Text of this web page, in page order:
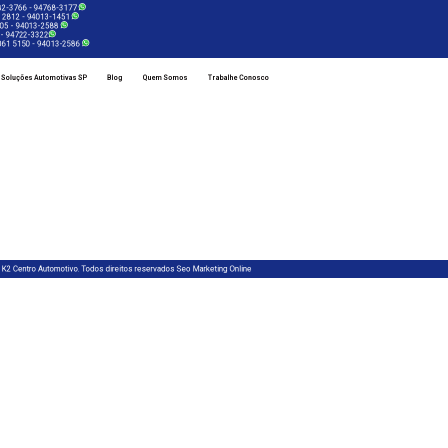
3766 -94768-3177
- 94013-1451
- 94013-2588
94722-3322
5150 -94013-2586
Soluções Automotivas SP Blog Quem Somos Trabalhe Conosco
Centro Automotivo. Todos direitos reservados Seo Marketing Online